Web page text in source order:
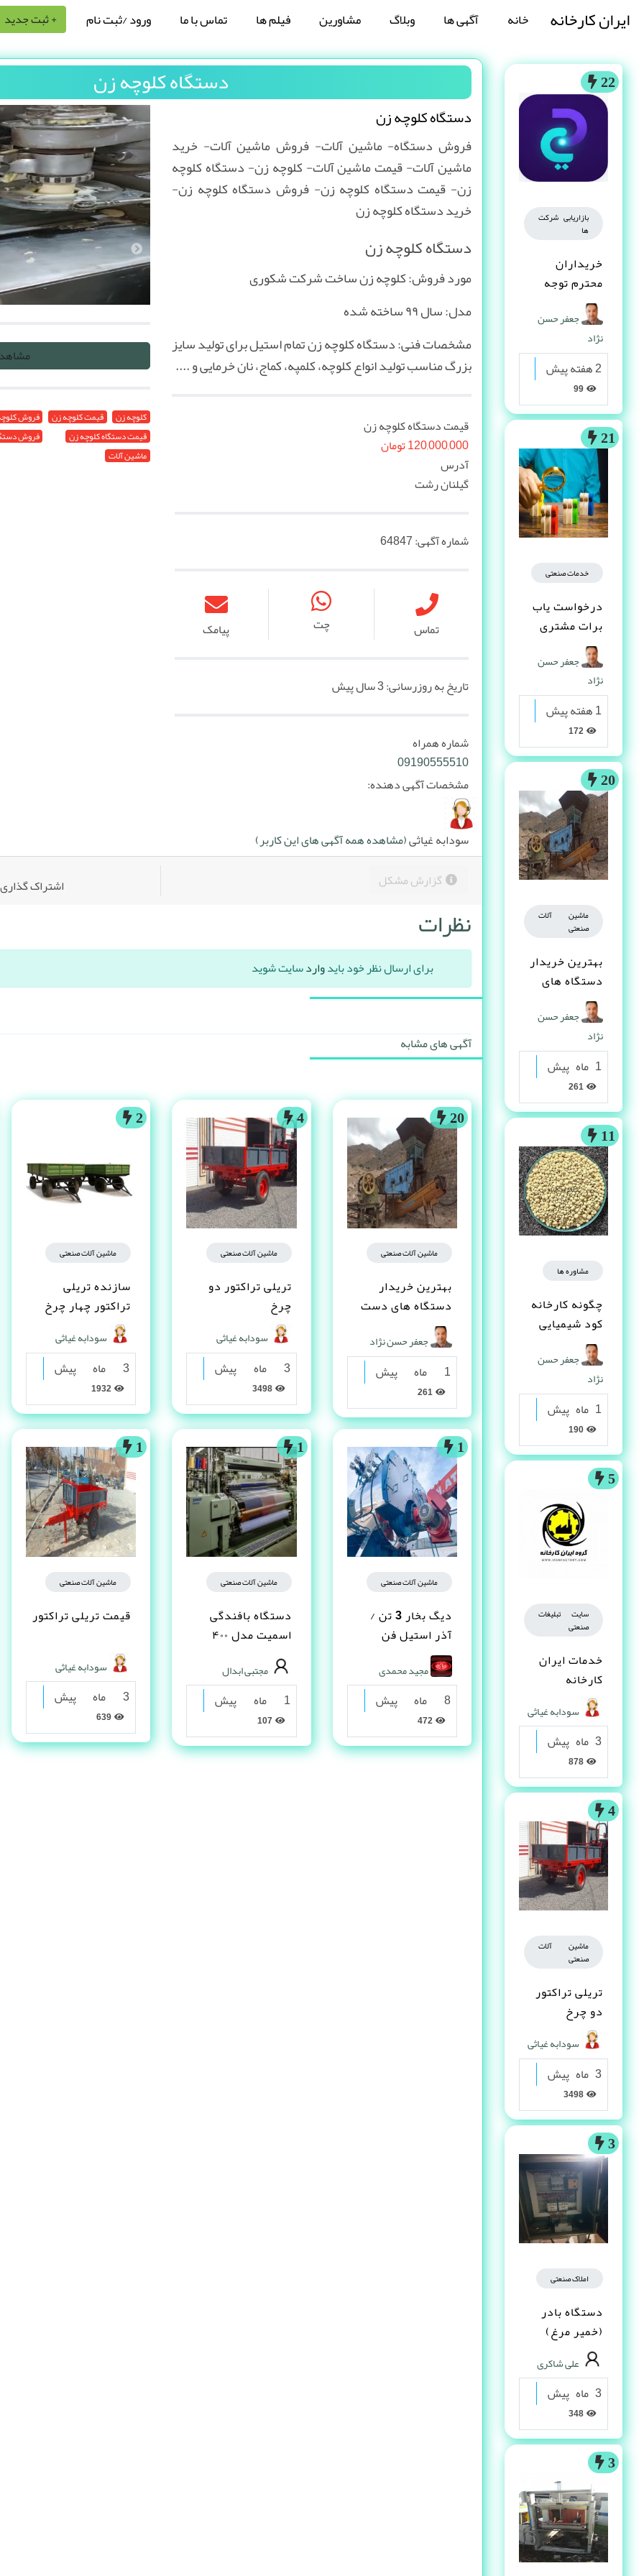
ایران کارخانه خانه آگهی ها وبلاگ مشاورین فیلم ها تماس با ما ورود /ثبت نام + ثبت جدید
22
بازاریابی شرکت
ها
خریداران
محترم توجه
کنند
جعفر حسن
نژاد
2 هفته پیش
21
خدمات صنعتی
درخواست یاب
برات مشتری
پیدا می کنه
جعفر حسن
نژاد
1 هفته پیش
20
ماشین آلات
صنعتی
بهترین خریدار
دستگاه های
دست دوم
صنعتی کیست ؟
جعفر حسن
نژاد
1 ماه پیش
11
مشاوره ها
چگونه کارخانه
کود شیمیایی
تاسیس کنم ؟
جعفر حسن
نژاد
1 ماه پیش
5
سایت تبلیغات
صنعتی
خدمات ایران
کارخانه
سودابه غیاثی
3 ماه پیش
4
ماشین آلات
صنعتی
تریلی تراکتور
دو چرخ
سودابه غیاثی
3 ماه پیش
3
املاک صنعتی
دستگاه بادر
(خمیر مرغ)
علی شاکری
3 ماه پیش
3
دستگاه کلوچه زن
دستگاه کلوچه زن
فروش دستگاه- ماشین آلات- فروش ماشین آلات- خرید
ماشین آلات- قیمت ماشین آلات- کلوچه زن- دستگاه کلوچه
زن- قیمت دستگاه کلوچه زن- فروش دستگاه کلوچه زن-
خرید دستگاه کلوچه زن
دستگاه کلوچه زن
مورد فروش: کلوچه زن ساخت شرکت شکوری
مدل: سال ۹۹ ساخته شده
مشخصات فنی: دستگاه کلوچه زن تمام استیل برای تولید سایز
بزرگ مناسب تولید انواع کلوچه، کلمپه، کماج، نان خرمایی و ....
قیمت دستگاه کلوچه زن
120,000,000 تومان
آدرس
گیلنان رشت
شماره آگهی:64847
تماس چت پیامک
تاریخ به روزرسانی:3 سال پیش
شماره همراه
09190555510
مشخصات آگهی دهنده:
سودابه غیاثی(مشاهده همه آگهی های این کاربر)
کلوچه زن قیمت کلوچه زن فروش
قیمت دستگاه کلوچه زن
فروش
ماشین آلات
گزارش مشکل اشتراک
نظرات
برای ارسال نظر خود بایدواردسایت شوید
آگهی های مشابه
20
ماشین آلات صنعتی
بهترین خریدار
دستگاه های دست
دوم صنعتی کیست ؟
جعفر حسن نژاد
1 ماه پیش
4
ماشین آلات صنعتی
تریلی تراکتور دو
چرخ
سودابه غیاثی
3 ماه پیش
3498
2
ماشین آلات صنعتی
سازنده تریلی
تراکتور چهار چرخ
سودابه غیاثی
3 ماه پیش
1
ماشین آلات صنعتی
دیگ بخار 3 تن /
آذر استیل فن
آوران
مجید محمدی
8 ماه پیش
1
ماشین آلات صنعتی
دستگاه بافندگی
اسمیت مدل ۴۰۰
مجتبی ابدال
1 ماه پیش
107
1
ماشین آلات صنعتی
قیمت تریلی تراکتور
سودابه غیاثی
3 ماه پیش